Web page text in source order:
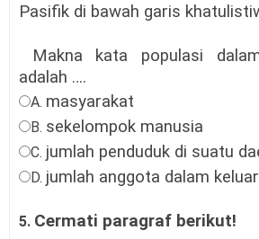
Pasifik di bawah garis
Makna kata populasi
adalah ….
A. masyarakat
B. sekelompok manusia
C. jumlah penduduk di suatu
D. jumlah anggota dalam
5. Cermati paragraf berikut!